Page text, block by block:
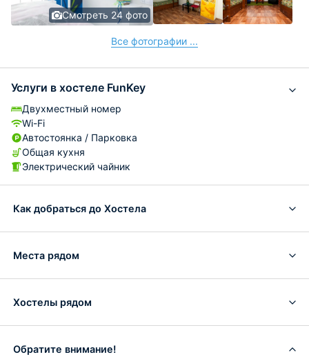
Смотреть 24 фото
Все фотографии ...
Услуги в хостеле FunKey
Двухместный номер
Wi-Fi
Автостоянка / Парковка
Общая кухня
Электрический чайник
Как добраться до Хостела
Места рядом
Хостелы рядом
Обратите внимание!